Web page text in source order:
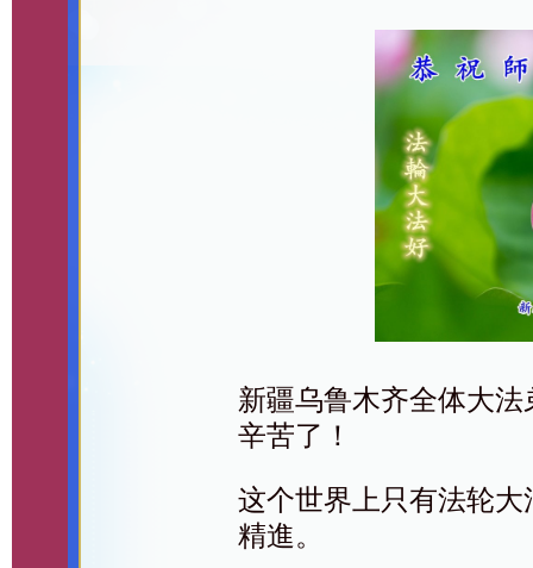
新疆乌鲁木齐全体大
辛苦了！
这个世界上只有法轮
精進。